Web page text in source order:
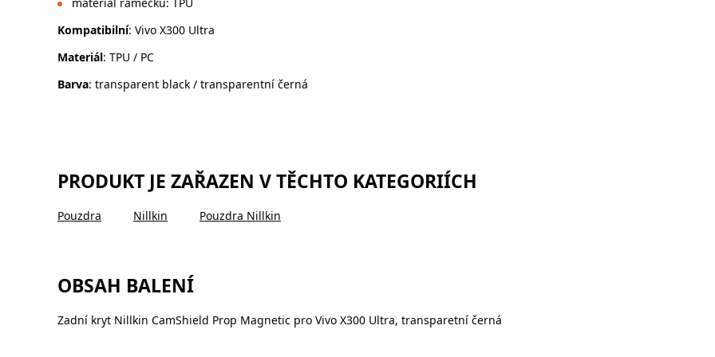
Kompatibilní: Vivo X300 Ultra
Materiál: TPU / PC
Barva: transparent black / transparentní černá
PRODUKT JE ZAŘAZEN V TĚCHTO KATEGORIÍCH
Pouzdra Nillkin Pouzdra Nillkin
OBSAH BALENÍ
Zadní kryt Nillkin CamShield Prop Magnetic pro Vivo X300 Ultra, transparetní černá